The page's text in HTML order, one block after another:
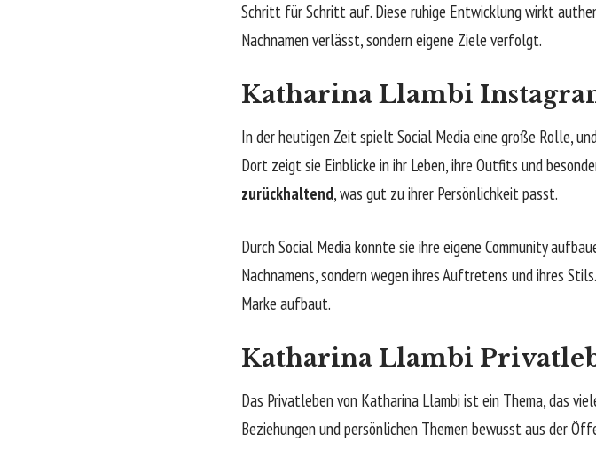
Schritt für Schritt auf. Diese ruhige Entwicklung wirkt
Nachnamen verlässt, sondern eigene Ziele verfolgt.
Katharina Llambi
In der heutigen Zeit spielt Social Media eine große Rolle,
Dort zeigt sie Einblicke in ihr Leben, ihre Outfits und
zurückhaltend, was gut zu ihrer Persönlichkeit passt.
Durch Social Media konnte sie ihre eigene Community
Nachnamens, sondern wegen ihres Auftretens und ihres
Marke aufbaut.
Katharina Llambi
Das Privatleben von Katharina Llambi ist ein Thema, das
Beziehungen und persönlichen Themen bewusst aus der